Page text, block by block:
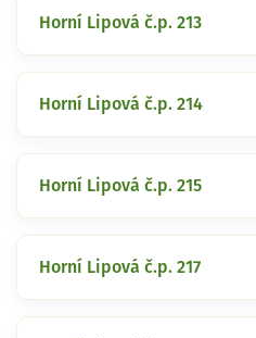
Horní Lipová č.p. 213
Horní Lipová č.p. 214
Horní Lipová č.p. 215
Horní Lipová č.p. 217